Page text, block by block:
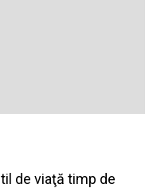
de viaţă timp de